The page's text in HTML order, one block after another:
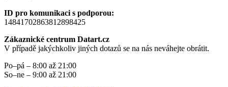
ID pro komunikaci s podporou:
14841702863812898425
Zákaznické centrum Datart.cz
V případě jakýchkoliv jiných dotazů se na nás neváhejte obrátit.
Po–pá – 8:00 až 21:00
So–ne – 9:00 až 21:00